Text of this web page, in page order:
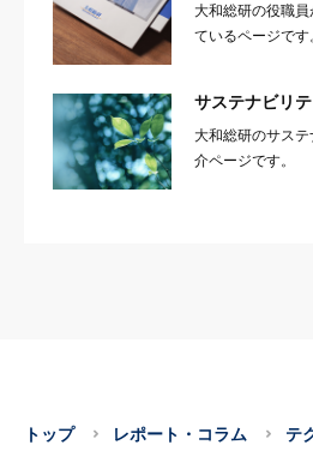
大和総研の役職
ているページです
サステナビリテ
大和総研のサス
介ページです。
トップ レポート・コラム テ